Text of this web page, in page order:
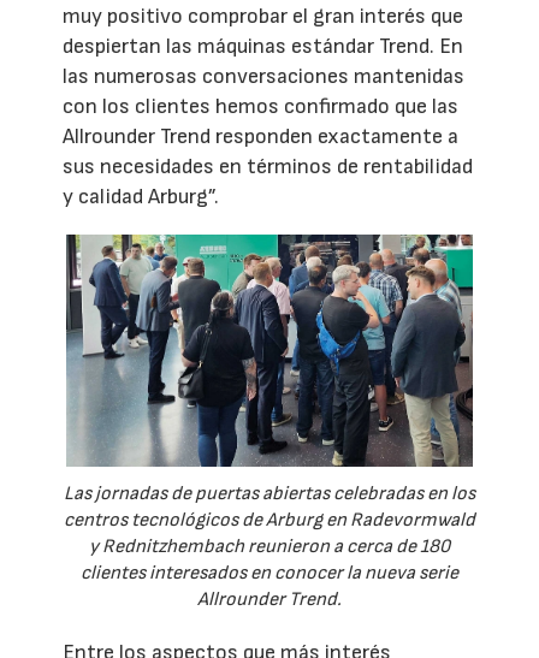
muy positivo comprobar el gran interés que
despiertan las máquinas estándar Trend. En
las numerosas conversaciones mantenidas
con los clientes hemos confirmado que las
Allrounder Trend responden exactamente a
sus necesidades en términos de rentabilidad
y calidad Arburg”.
Las jornadas de puertas abiertas celebradas en los
centros tecnológicos de Arburg en Radevormwald
y Rednitzhembach reunieron a cerca de 180
clientes interesados en conocer la nueva serie
Allrounder Trend.
Entre los aspectos que más interés